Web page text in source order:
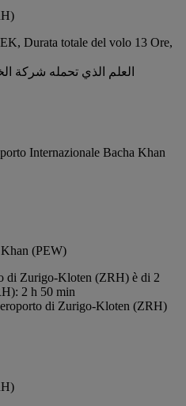
Durata totale del volo 13 Ore,
Internazionale Bacha Khan
(PEW)
di Zurigo-Kloten (ZRH) è di 2
2 h 50 min
di Zurigo-Kloten (ZRH)